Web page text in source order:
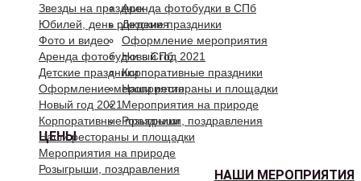
Аренда фотобудки в СПб
Детские праздники
Оформление мероприятия
Новый год 2021
Корпоративные праздники
Наши рестораны и площадки
Мероприятия на природе
Розыгрыши, поздравления
ЦЕНЫ
НАШИ МЕРОПРИЯТИЯ
Звезды на праздник
Юбилей, день рождения
Фото и видео
Аренда фотобудки в СПб
Детские праздники
Оформление мероприятия
Новый год 2021
Корпоративные праздники
Наши рестораны и площадки
Мероприятия на природе
Розыгрыши, поздравления